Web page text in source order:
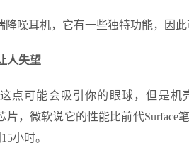
噪耳机，它有一些独特功能，因此
人失望
这点可能会吸引你的眼球，但是
片，微软说它的性能比前代Surface
小时。